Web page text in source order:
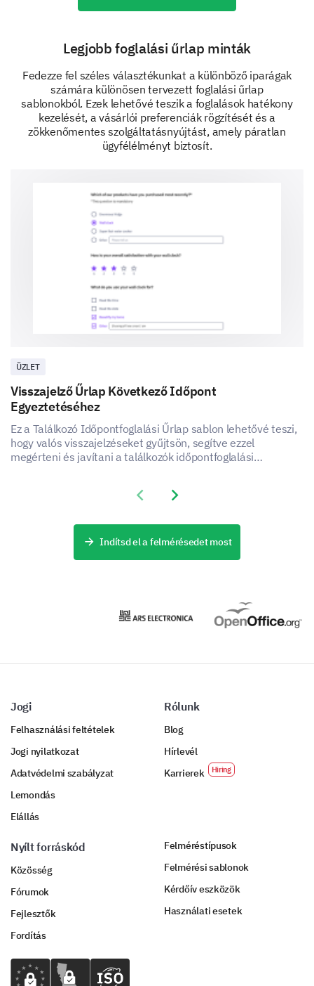
Legjobb foglalási űrlap minták
Fedezze fel széles választékunkat a különböző iparágak
számára különösen tervezett foglalási űrlap
sablonokból. Ezek lehetővé teszik a foglalások hatékony
kezelését, a vásárlói preferenciák rögzítését és a
zökkenőmentes szolgáltatásnyújtást, amely páratlan
ügyfélélményt biztosít.
ÜZLET
Visszajelző Űrlap Következő Időpont
Egyeztetéséhez
Ez a Találkozó Időpontfoglalási Űrlap sablon lehetővé teszi,
hogy valós visszajelzéseket gyűjtsön, segítve ezzel
megérteni és javítani a találkozók időpontfoglalási
Previous slide
Next slide
Indítsd el a felmérésedet most
Jogi
Felhasználási feltételek
Jogi nyilatkozat
Adatvédelmi szabályzat
Lemondás
Elállás
Rólunk
Blog
Hírlevél
Karrierek
Nyílt forráskód
Közösség
Fórumok
Fejlesztők
Fordítás
Felméréstípusok
Felmérési sablonok
Kérdőív eszközök
Használati esetek